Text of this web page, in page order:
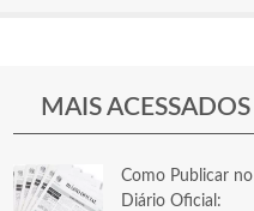
MAIS ACESSADOS
Como Publicar no
Diário Oficial: